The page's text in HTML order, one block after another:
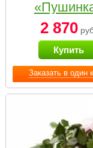
Заказать в один
2 870
Купить